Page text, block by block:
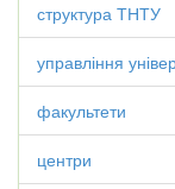
структура ТНТУ
управління
факультети
центри